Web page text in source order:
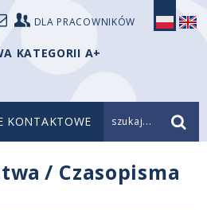
DLA PRACOWNIKÓW
KATEGORII A+
KONTAKTOWE szukaj...
/ Czasopisma